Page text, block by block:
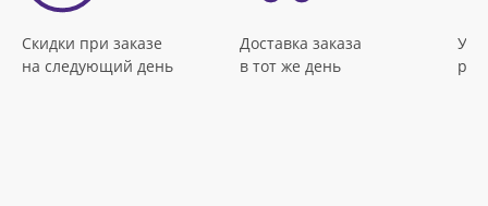
Скидки при заказе
на следующий день
Доставка заказа
в тот же день